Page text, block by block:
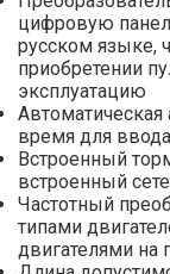
цифровую
русском языке,
приобретении
эксплуатацию
время для
Встроенный
встроенный
Частотный
типами
двигателями на